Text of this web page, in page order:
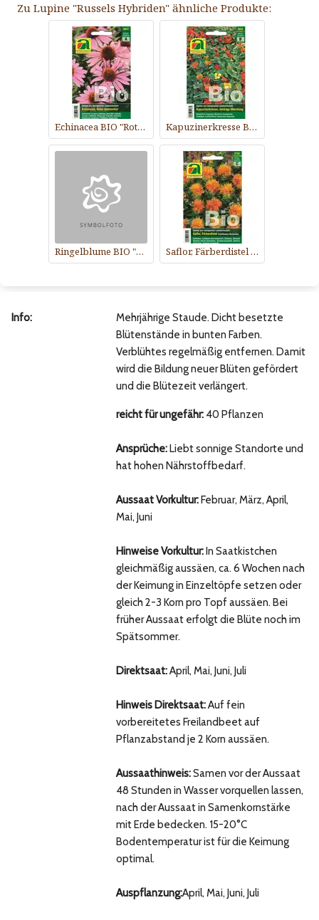
Zu Lupine "Russels Hybriden" ähnliche Produkte:
Echinacea BIO "Roter Sonnenhut" Kapuzinerkresse BIO "Niedrige Mischung"
Ringelblume BIO "Orange" Saflor, Färberdistel BIO
Info:
Mehrjährige Staude. Dicht besetzte
Blütenstände in bunten Farben.
Verblühtes regelmäßig entfernen. Damit
wird die Bildung neuer Blüten gefördert
und die Blütezeit verlängert.
reicht für ungefähr: 40 Pflanzen
Ansprüche: Liebt sonnige Standorte und
hat hohen Nährstoffbedarf.
Aussaat Vorkultur: Februar, März, April,
Mai, Juni
Hinweise Vorkultur: In Saatkistchen
gleichmäßig aussäen, ca. 6 Wochen nach
der Keimung in Einzeltöpfe setzen oder
gleich 2-3 Korn pro Topf aussäen. Bei
früher Aussaat erfolgt die Blüte noch im
Spätsommer.
Direktsaat:April, Mai, Juni, Juli
Hinweis Direktsaat:Auf fein
vorbereitetes Freilandbeet auf
Pflanzabstand je 2 Korn aussäen.
Aussaathinweis:Samen vor der Aussaat
48 Stunden in Wasser vorquellen lassen,
nach der Aussaat in Samenkornstärke
mit Erde bedecken. 15-20°C
Bodentemperatur ist für die Keimung
optimal.
Auspflanzung:April, Mai, Juni, Juli